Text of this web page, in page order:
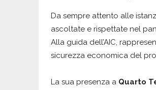
Da sempre attento alle
ascoltate e rispettate nel
Alla guida dell’AIC,
sicurezza economica del
La sua presenza a Quarto